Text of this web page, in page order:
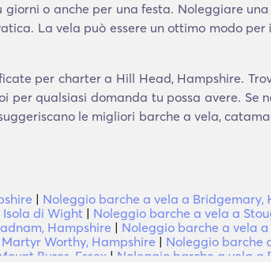
o anche per una festa. Noleggiare
La vela può essere un ottimo modo
per charter a Hill Head, Hampshire.
qualsiasi domanda tu possa avere. Se
le migliori barche a vela,
| Noleggio barche a vela a Bridgemary,
Isola di Wight | Noleggio barche a vela a
Hampshire | Noleggio barche a vela
Worthy, Hampshire | Noleggio barche
Bures, Essex | Noleggio barche a vela a